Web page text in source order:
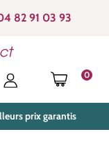
82 91 03 93
0
LE
prix garantis